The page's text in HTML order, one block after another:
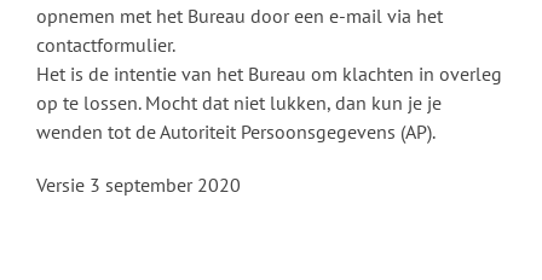
opnemen met het Bureau door een e-mail via het
contactformulier.
Het is de intentie van het Bureau om klachten in overleg
op te lossen. Mocht dat niet lukken, dan kun je je
wenden tot de Autoriteit Persoonsgegevens (AP).
Versie 3 september 2020